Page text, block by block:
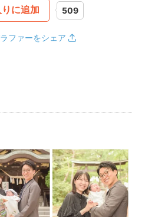
の撮影には同行出来ません。
スト、撮影日前日のご予約はお
対応させていただいておりま
出来ません。
味などは変わります。
、遅刻が多くなってきており
に追加 509
ファーをシェア